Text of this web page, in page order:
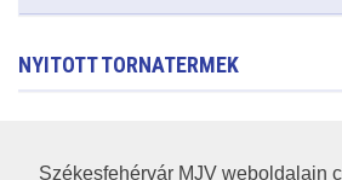
Székesfehérvár MJV weboldalain
NYITOTT TORNATERMEK
RSS